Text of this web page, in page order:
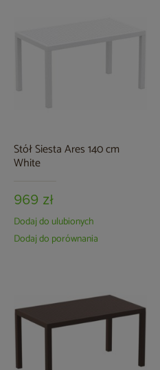
Stół Siesta Ares 140 cm
White
969 zł
Dodaj do ulubionych
Dodaj do porównania